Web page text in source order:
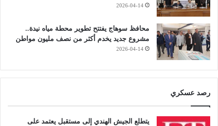
2026-04-14
محافظ سوهاج يفتتح تطوير محطة مياه نيدة..
مشروع جديد يخدم أكثر من نصف مليون مواطن
2026-04-14
رصد عسكري
يتطلع الجيش الهندي إلى مستقبل يعتمد على